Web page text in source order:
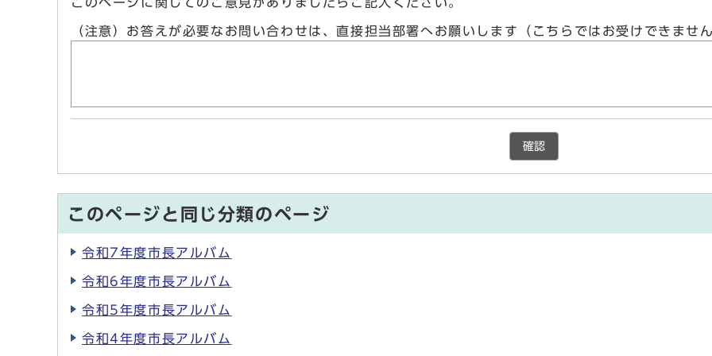
（注意）お答えが必要なお問い合わせは、直接担当部署へお願いします（こちらではお受けできませ
確認
このページと同じ分類のページ
令和7年度市長アルバム
令和6年度市長アルバム
令和5年度市長アルバム
令和4年度市長アルバム